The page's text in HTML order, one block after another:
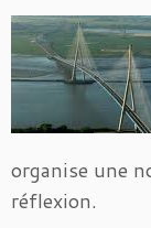
organise une
réflexion.